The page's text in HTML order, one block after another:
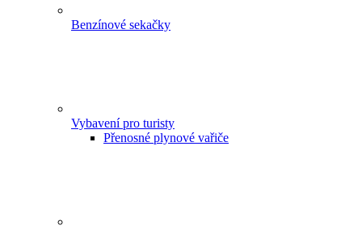
Benzínové sekačky
Vybavení pro turisty
Přenosné plynové vařiče